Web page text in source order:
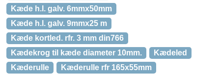
Kæde h.l. galv. 6mmx50mm
Kæde h.l. galv. 9mmx25 m
Kæde kortled. rfr. 3 mm din766
Kædekrog til kæde diameter 10mm.
Kædeled
Kæderulle
Kæderulle rfr 165x55mm